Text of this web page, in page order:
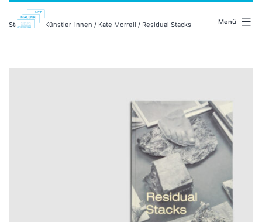
Inhalt
Menü
Startseite / Künstler-innen / Kate Morrell / Residual Stacks